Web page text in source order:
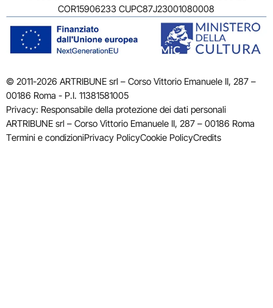
COR15906233 CUPC87J23001080008
© 2011-2026 ARTRIBUNE srl – Corso Vittorio Emanuele II, 287 –
00186 Roma - P.I. 11381581005
Privacy: Responsabile della protezione dei dati personali
ARTRIBUNE srl – Corso Vittorio Emanuele II, 287 – 00186 Roma
Termini e condizioniPrivacy PolicyCookie PolicyCredits